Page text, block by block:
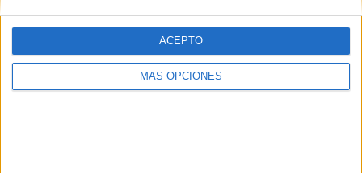
MÁS OPCIONES
ACEPTO